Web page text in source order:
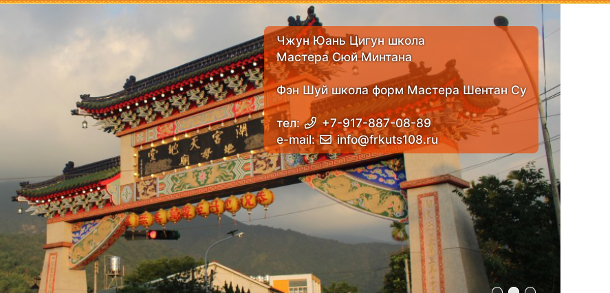
Чжун Юань Цигун школа
Мастера Сюй Минтана
Фэн Шуй школа форм Мастера Шентан Су
тел:
+7-917-887-08-89
e-mail:
info@frkuts108.ru